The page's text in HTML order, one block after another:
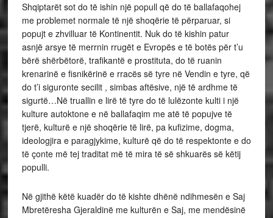
Shqiptarët sot do të ishin një popull që do të ballafaqohej
me problemet normale të një shoqërie të përparuar, si
popujt e zhvilluar të Kontinentit. Nuk do të kishin patur
asnjë arsye të merrnin rrugët e Evropës e të botës për t’u
bërë shërbëtorë, trafikantë e prostituta, do të ruanin
krenarinë e fisnikërinë e rracës së tyre në Vendin e tyre, që
do t’i siguronte secilit , simbas aftësive, një të ardhme të
sigurtë…Në truallin e lirë të tyre do të lulëzonte kulti i një
kulture autoktone e në ballafaqim me atë të popujve të
tjerë, kulturë e një shoqërie të lirë, pa kufizime, dogma,
ideologjira e paragjykime, kulturë që do të respektonte e do
të çonte më tej traditat më të mira të së shkuarës së këtij
populli.
Në gjithë këtë kuadër do të kishte dhënë ndihmesën e Saj
Mbretëresha Gjeraldinë me kulturën e Saj, me mendësinë